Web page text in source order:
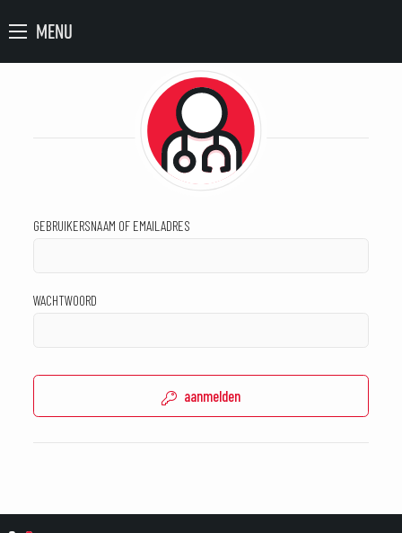
MENU
GEBRUIKERSNAAM OF EMAILADRES
WACHTWOORD
aanmelden